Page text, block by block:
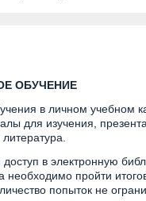
ОБУЧЕНИЕ
в личном учебном
для изучения,
в электронную
необходимо пройти
попыток не